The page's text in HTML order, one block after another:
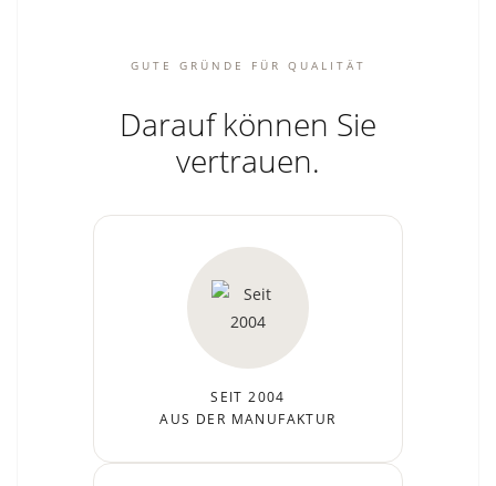
GUTE GRÜNDE FÜR QUALITÄT
Darauf können Sie
vertrauen.
SEIT 2004
AUS DER MANUFAKTUR